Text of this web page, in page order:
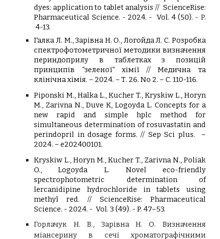
dyes: application to tablet analysis // ScienceRise:
Pharmaceutical Science. - 2024. - Vol. 4(50). - P.
4-13.
Галка Л. М., Зарівна Н. О., ЛогойдаЛ. С. Розробка
спектрофотометричної методики визначення
периндоприлу в таблетках з позицій
принципів “зеленої” хімії// Медична та
клінічна хімія. – 2024. – Т. 26. No 2. – С. 110-116.
Piponski M., Halka L., Kucher T., Kryskiw L., Horyn
M., Zarivna N., Duve K, Logoyda L. Concepts for a
new rapid and simple hplc method for
simultaneous determination of rosuvastatin and
perindopril in dosage forms. // Sep Sci plus. –
2024. – e202400101.
Kryskiw L., Horyn M., Kucher T., Zarivna N., Poliak
O., Logoyda L. Novel eco-friendly
spectrophotometric determination of
lercanidipine hydrochloride in tablets using
methyl red. // ScienceRise: Pharmaceutical
Science. - 2024. - Vol. 3 (49). - P. 47–53.
Горлачук Н. В., Зарівна Н. О. Визначення
міансерину в сечі хроматографічними